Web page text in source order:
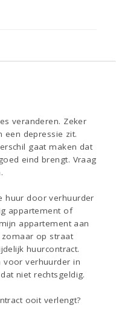
veranderen. Zeker
een depressie zit.
gaat maken dat
eind brengt. Vraag
huur door verhuurder
appartement of
appartement aan
zomaar op straat
huurcontract.
voor verhuurder in
niet rechtsgeldig.
ooit verlengt?